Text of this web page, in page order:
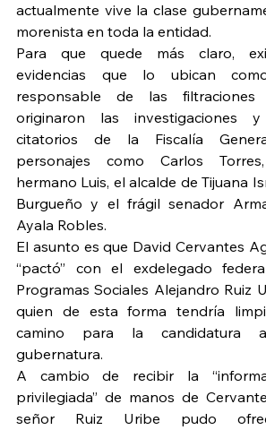
actualmente vive la clase
morenista en toda la entidad.
Para que quede más claro,
evidencias que lo ubican
responsable de las filtraciones
originaron las investigaciones
citatorios de la Fiscalía
personajes como Carlos
hermano Luis, el alcalde de Tijuana
Burgueño y el frágil senador
Ayala Robles.
El asunto es que David Cervantes
“pactó” con el exdelegado
Programas Sociales Alejandro Ruiz
quien de esta forma tendría
camino para la candidatura
gubernatura.
A cambio de recibir la
privilegiada” de manos de
señor Ruiz Uribe pudo